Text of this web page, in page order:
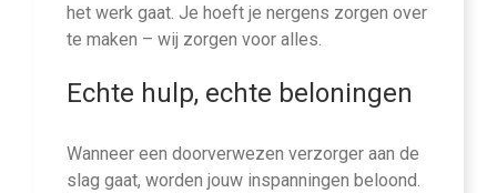
het werk gaat. Je hoeft je nergens zorgen over
te maken – wij zorgen voor alles.
Echte hulp, echte beloningen
Wanneer een doorverwezen verzorger aan de
slag gaat, worden jouw inspanningen beloond.